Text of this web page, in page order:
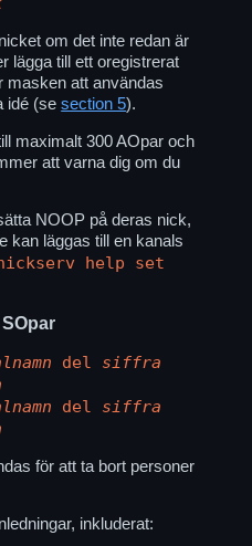
om det inte redan är
lägga till ett oregistrerat
masken att användas
idé (sesection 5).
maximalt 300 AOpar och
att varna dig om du
NOOP på deras nick,
kan läggas till en kanals
help set
del siffra
del siffra
för att ta bort personer
inkluderat: